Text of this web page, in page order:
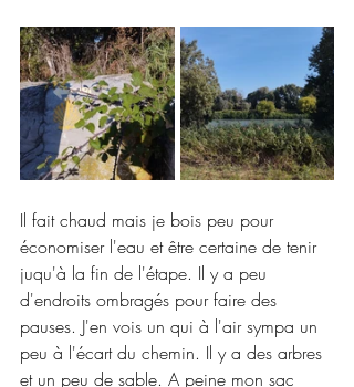
Il fait chaud mais je bois peu pour
économiser l'eau et être certaine de tenir
juqu'à la fin de l'étape. Il y a peu
d'endroits ombragés pour faire des
pauses. J'en vois un qui à l'air sympa un
peu à l'écart du chemin. Il y a des arbres
et un peu de sable. A peine mon sac